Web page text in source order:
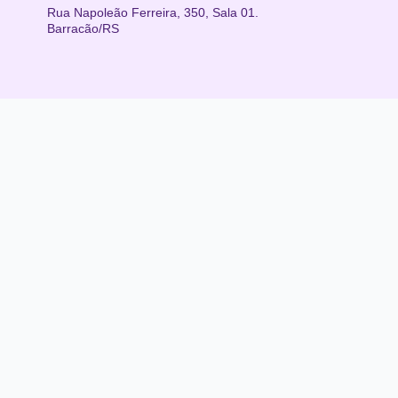
Rua Napoleão Ferreira, 350, Sala 01.
Barracão/RS